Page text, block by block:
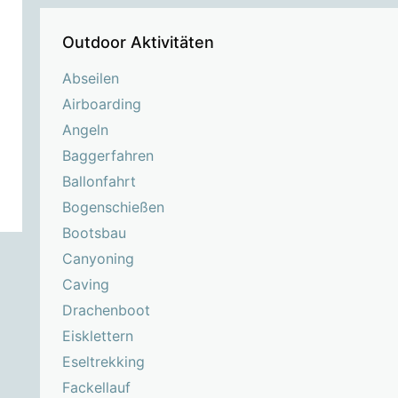
Outdoor Aktivitäten
Abseilen
Airboarding
Angeln
Baggerfahren
Ballonfahrt
Bogenschießen
Bootsbau
Canyoning
Caving
Drachenboot
Eisklettern
Eseltrekking
Fackellauf